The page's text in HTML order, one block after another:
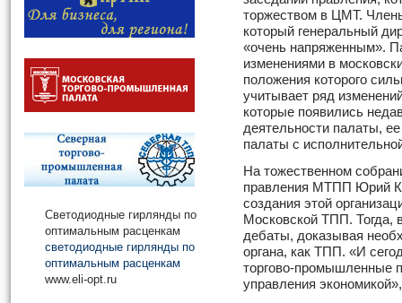
Светодиодные гирлянды по
оптимальным расценкам
светодиодные гирлянды по
оптимальным расценкам
www.eli-opt.ru
торжеством в ЦМТ.
который генеральный
«очень напряженным».
изменениями в
положения которого
учитывает ряд
которые появились
деятельности палаты,
палаты с
На тожественном
правления МТПП Юрий
создания этой
Московской ТПП. Тогда,
дебаты, доказывая
органа, как ТПП. «И
торгово-промышленные
управления